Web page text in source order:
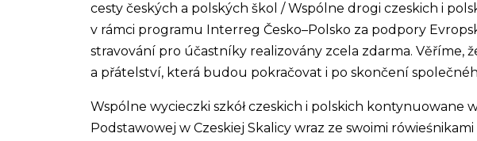
cesty českých a polských škol / Wspólne drogi czeskich i
v rámci programu Interreg Česko–Polsko za podpory
stravování pro účastníky realizovány zcela zdarma.
a přátelství, která budou pokračovat i po skončení
Wspólne wycieczki szkół czeskich i polskich
Podstawowej w Czeskiej Skalicy wraz ze swoimi